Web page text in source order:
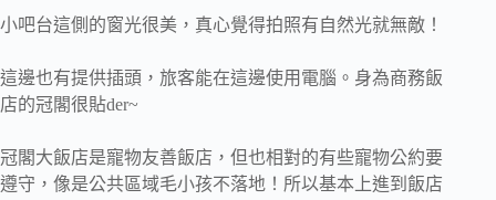
小吧台這側的窗光很美，真心覺得拍照有自然光就無敵！
這邊也有提供插頭，旅客能在這邊使用電腦。身為商務飯
店的冠閣很貼der~
冠閣大飯店是寵物友善飯店，但也相對的有些寵物公約要
遵守，像是公共區域毛小孩不落地！所以基本上進到飯店